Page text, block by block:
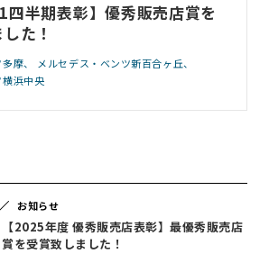
四半期表彰】優秀販売店賞を
た！
多摩
メルセデス・ベンツ新百合ヶ丘
横浜中央
お知らせ
【2025年度 優秀販売店表彰】最優秀販売店
賞を受賞致しました！